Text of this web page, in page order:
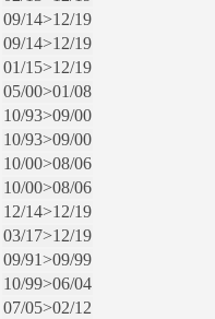
09/14>12/19
09/14>12/19
01/15>12/19
05/00>01/08
10/93>09/00
10/93>09/00
10/00>08/06
10/00>08/06
12/14>12/19
03/17>12/19
09/91>09/99
10/99>06/04
07/05>02/12